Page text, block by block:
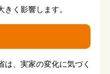
く影響します。
は、実家の変化に気づく